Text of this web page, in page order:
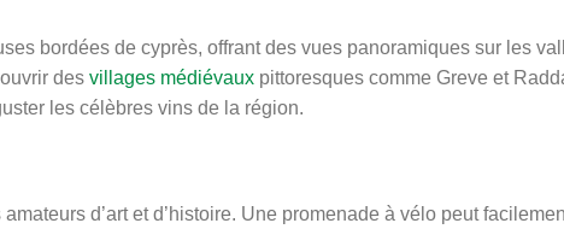
bordées de cyprès, offrant des vues panoramiques sur les
des villages médiévaux pittoresques comme Greve et
les célèbres vins de la région.
d’art et d’histoire. Une promenade à vélo peut